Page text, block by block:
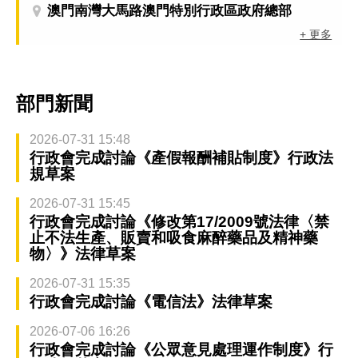
澳門南灣大馬路澳門特別行政區政府總部
+ 更多
部門新聞
2026-07-31 15:48
行政會完成討論《產假報酬補貼制度》行政法
規草案
2026-07-31 15:45
行政會完成討論《修改第17/2009號法律〈禁
止不法生產、販賣和吸食麻醉藥品及精神藥
物〉》法律草案
2026-07-31 15:35
行政會完成討論《電信法》法律草案
2026-07-06 16:26
行政會完成討論《公眾意見處理運作制度》行